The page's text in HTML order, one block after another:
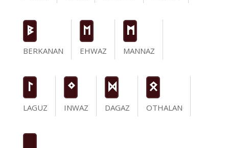
B
BERKANAN
E
EHWAZ
M
MANNAZ
L
LAGUZ
N
INWAZ
D
DAGAZ
O
OTHALAN